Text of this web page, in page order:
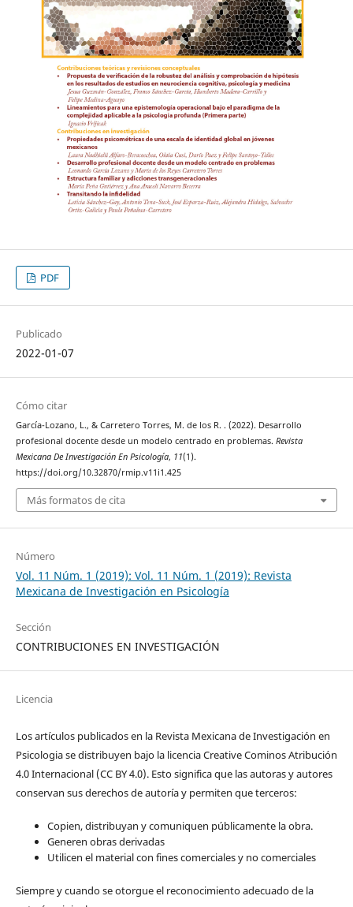
PDF
Publicado
2022-01-07
Cómo citar
García-Lozano, L., & Carretero Torres, M. de los R. . (2022). Desarrollo
profesional docente desde un modelo centrado en problemas. Revista
Mexicana De Investigación En Psicología, 11(1).
https://doi.org/10.32870/rmip.v11i1.425
Más formatos de cita
Número
Vol. 11 Núm. 1 (2019): Vol. 11 Núm. 1 (2019): Revista
Mexicana de Investigación en Psicología
Sección
CONTRIBUCIONES EN INVESTIGACIÓN
Licencia
Los artículos publicados en la Revista Mexicana de Investigación en
Psicologia se distribuyen bajo la licencia Creative Cominos Atribución
4.0 Internacional (CC BY 4.0). Esto significa que las autoras y autores
conservan sus derechos de autoría y permiten que terceros:
Copien, distribuyan y comuniquen públicamente la obra.
Generen obras derivadas
Utilicen el material con fines comerciales y no comerciales
Siempre y cuando se otorgue el reconocimiento adecuado de la